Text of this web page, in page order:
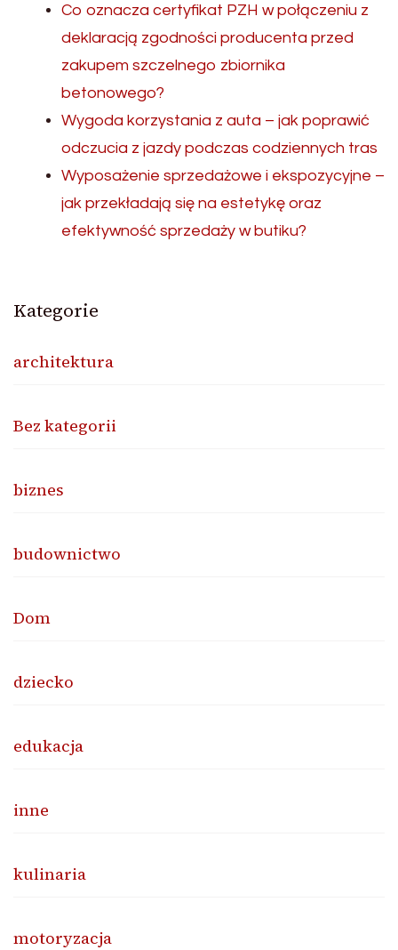
Co oznacza certyfikat PZH w połączeniu z
deklaracją zgodności producenta przed
zakupem szczelnego zbiornika
betonowego?
Wygoda korzystania z auta – jak poprawić
odczucia z jazdy podczas codziennych tras
Wyposażenie sprzedażowe i ekspozycyjne –
jak przekładają się na estetykę oraz
efektywność sprzedaży w butiku?
Kategorie
architektura
Bez kategorii
biznes
budownictwo
Dom
dziecko
edukacja
inne
kulinaria
motoryzacja